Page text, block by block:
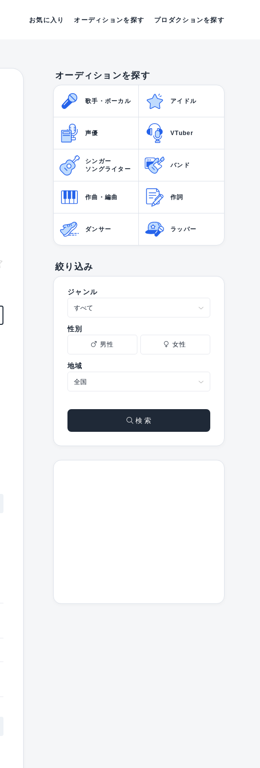
お気に入り オーディションを探す プロダクションを探す
オーディションを探す
歌手・ボーカル アイドル
声優 VTuber
シンガー
ソングライター
バンド
作曲・編曲 作詞
ダンサー ラッパー
絞り込み
ジャンル
性別
男性 女性
地域
検 索